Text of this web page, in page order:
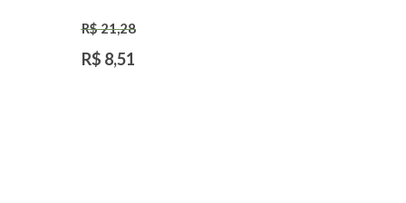
R$ 21,28
R$ 8,51